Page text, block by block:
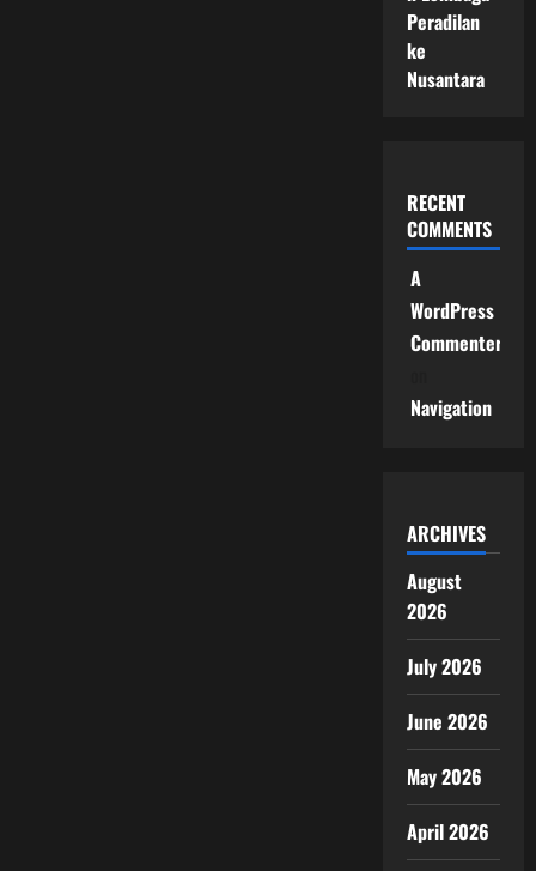
Peradilan
ke
Nusantara
RECENT
COMMENTS
A
WordPress
Commenter
Navigation
ARCHIVES
August
2026
July 2026
June 2026
May 2026
April 2026